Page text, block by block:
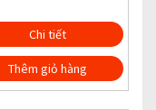
Chi tiết
Thêm giỏ hàng